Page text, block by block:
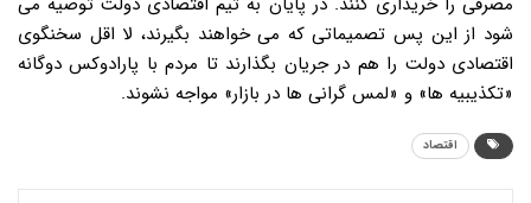
شود از این پس تصمیماتی که می خواهند بگیرند، لا اقل سخنگوی
اقتصادی دولت را هم در جریان بگذارند تا مردم با پارادوکس دوگانه
«تکذیبیه ها» و «لمس گرانی ها در بازار» مواجه نشوند.
اقتصاد